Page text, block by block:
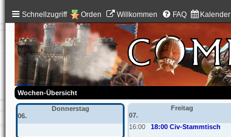
Schnellzugriff Orden Willkommen FAQ Kalender
Wochen-Übersicht
Donnerstag
06.
Freitag
07.
16:00
18:00 Civ-Stammtisch